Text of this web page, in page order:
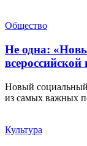
Общество
Не одна:
Новый
из самых важных
Культура